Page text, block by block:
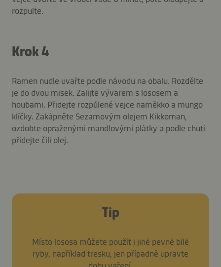
rozpulte.
Krok 4
Ramen nudle uvařte podle návodu na obalu. Rozdělte
je do dvou misek. Zalijte vývarem s lososem a
houbami. Přidejte rozpůlené vejce naměkko a mungo
klíčky. Zakápněte Sezamovým olejem Kikkoman,
ozdobte opraženými mandlovými plátky a podle chuti
přidejte čili olej.
Tip
Místo lososa můžete použít i jiné pevné bílé
ryby, například tresku, jen případně upravte